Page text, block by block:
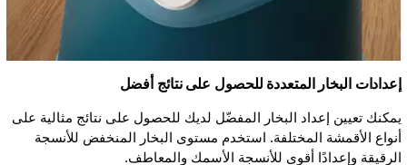
إعدادات البخار المتعددة للحصول على نتائج أفضل
يمكنك تعيين إعداد البخار المفضّل لديك للحصول على نتائج مثالية على
أنواع الأقمشة المختلفة. استخدم مستوى البخار المنخفض للأنسجة
الرقيقة وإعدادًا أقوى للأنسجة الأسمك والمعاطف.